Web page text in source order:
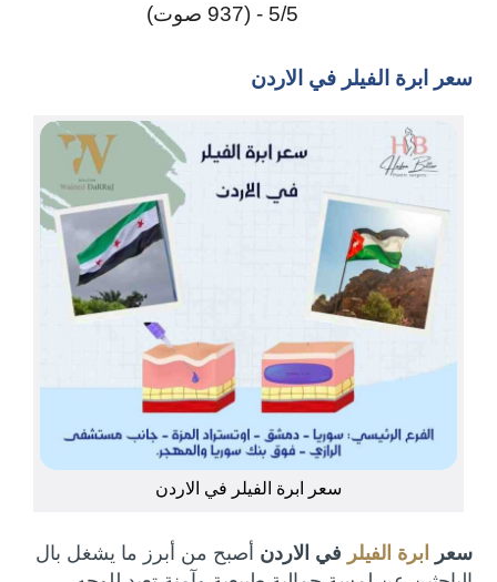
5/5 - (937 صوت)
سعر ابرة الفيلر في الاردن
سعر ابرة الفيلر في الاردن
سعر ابرة الفيلر في الاردن أصبح من أبرز ما يشغل بال